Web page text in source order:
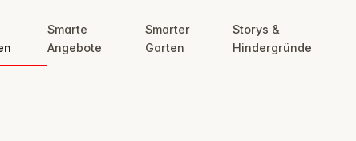
Smarte
Angebote
Smarter
Garten
Storys &
Hindergründe